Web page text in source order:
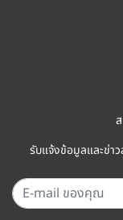
รับแจ้งข้อมูลและข่า